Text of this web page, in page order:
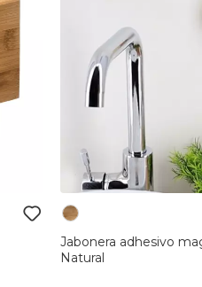
Jabonera adhesivo
Natural